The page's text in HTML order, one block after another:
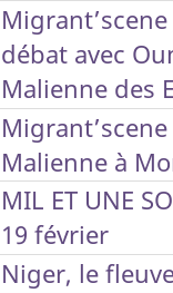
débat avec
Malienne des
Malienne à
MIL ET UNE
19 février
Niger, le